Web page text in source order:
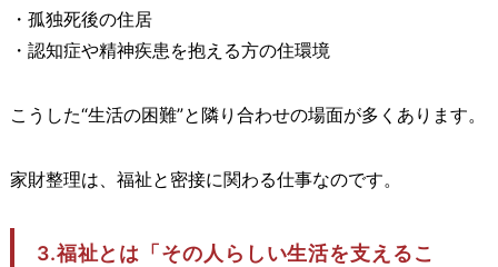
・孤独死後の住居
・認知症や精神疾患を抱える方の住環境
こうした“生活の困難”と隣り合わせの場面が多くあります。
家財整理は、福祉と密接に関わる仕事なのです。
3.福祉とは「その人らしい生活を支えるこ